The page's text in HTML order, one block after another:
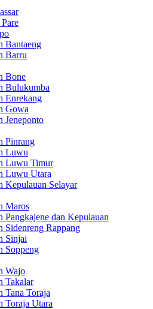
Bantaeng
Barru
Bone
Bulukumba
Enrekang
Gowa
Jeneponto
Pinrang
Luwu
Luwu Timur
Luwu Utara
Kepulauan Selayar
Maros
Pangkajene dan Kepulauan
Sidenreng Rappang
Sinjai
Soppeng
Wajo
Takalar
Tana Toraja
Toraja Utara